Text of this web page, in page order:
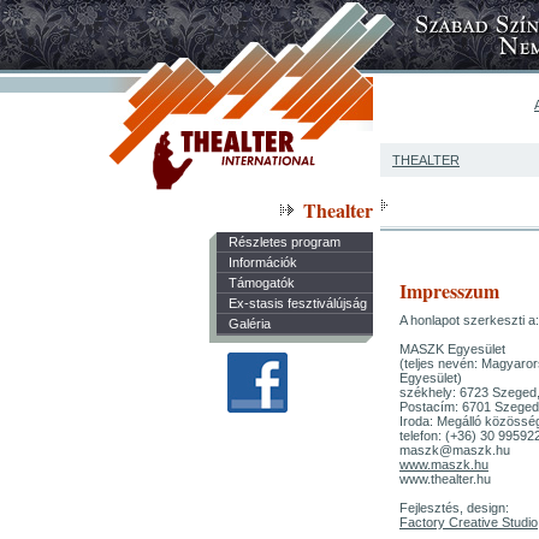
THEALTER
Thealter
Részletes program
Információk
Támogatók
Ex-stasis fesztiválújság
Galéria
Impresszum
A honlapot szerkeszti a:
MASZK Egyesület
(teljes nevén:
Egyesület)
székhely: 6723
Postacím: 6701
Iroda: Megálló
telefon: (+36) 30
maszk@maszk.hu
www.maszk.hu
www.thealter.hu
Fejlesztés, design:
Factory Creative Studio